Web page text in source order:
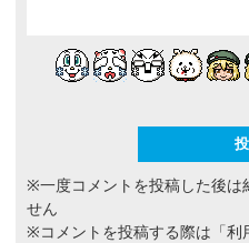
※一度コメントを投稿した後は
せん
※コメントを投稿する際は 「